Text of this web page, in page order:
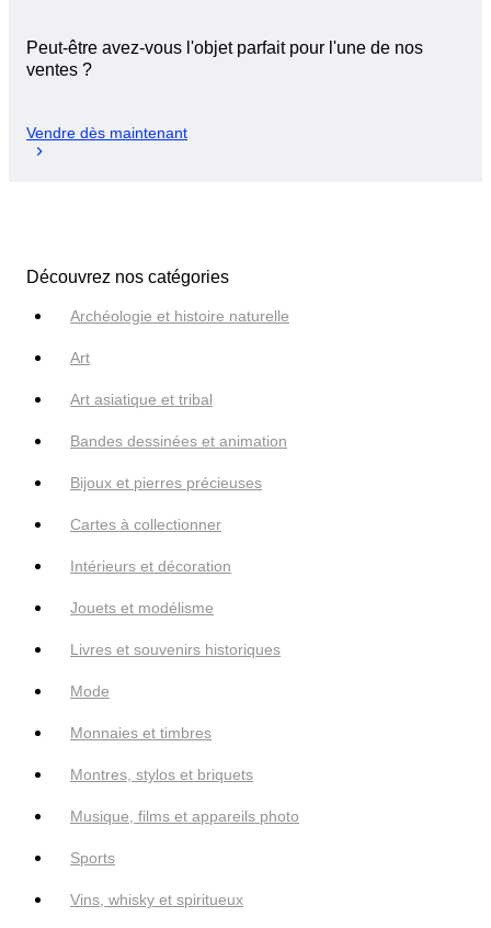
Peut-être avez-vous l'objet parfait pour l'une de nos
ventes ?
Vendre dès maintenant
Découvrez nos catégories
Archéologie et histoire naturelle
Art
Art asiatique et tribal
Bandes dessinées et animation
Bijoux et pierres précieuses
Cartes à collectionner
Intérieurs et décoration
Jouets et modélisme
Livres et souvenirs historiques
Mode
Monnaies et timbres
Montres, stylos et briquets
Musique, films et appareils photo
Sports
Vins, whisky et spiritueux